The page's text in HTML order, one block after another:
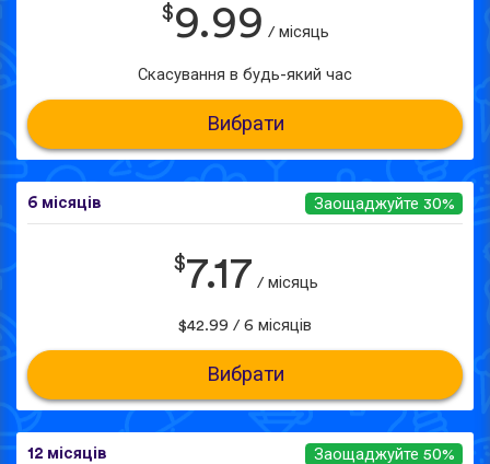
$9.99 / місяць
Скасування в будь-який час
Вибрати
6 місяців Заощаджуйте 30%
$7.17 / місяць
$42.99 / 6 місяців
Вибрати
12 місяців Заощаджуйте 50%